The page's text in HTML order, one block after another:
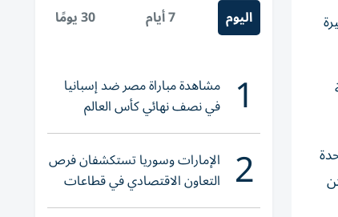
اليوم 7 أيام 30 يومًا
1 مشاهدة مباراة مصر ضد إسبانيا
في نصف نهائي كأس العالم
لناشئات اليد 2026
2 الإمارات وسوريا تستكشفان فرص
التعاون الاقتصادي في قطاعات
حيوية